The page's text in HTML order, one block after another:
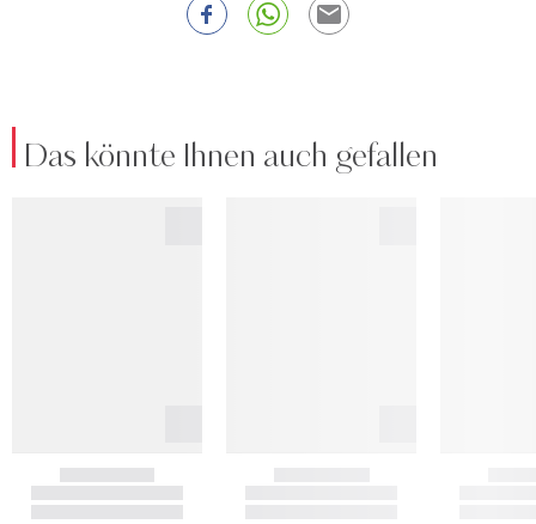
Das könnte Ihnen auch gefallen